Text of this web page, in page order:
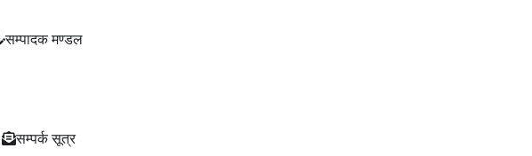
सम्पादक मण्डल
सम्पर्क सूत्र